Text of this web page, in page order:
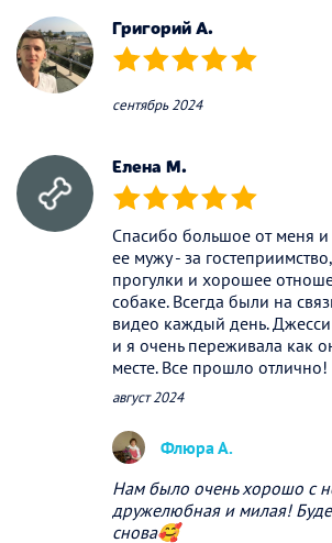
Григорий А.
(*) (*) (*) (*) (*)
сентябрь 2024
Елена М.
(*) (*) (*) (*) (*)
Спасибо большое от меня
ее мужу - за
прогулки и хорошее
собаке. Всегда были на
видео каждый день.
и я очень переживала как
месте. Все прошло отлично!
август 2024
Флюра А.
Нам было очень хорошо с
дружелюбная и милая!
снова🥰